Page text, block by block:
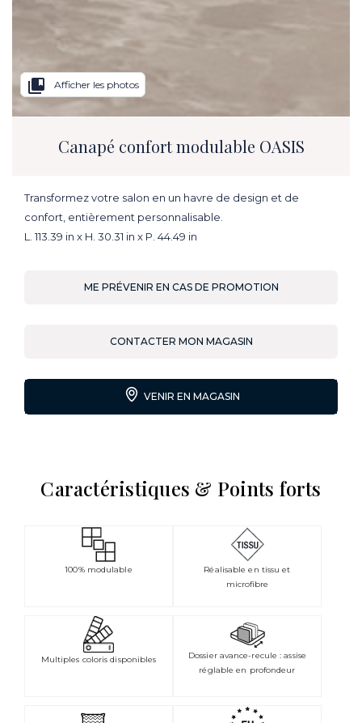
collections_bookmark Afficher les photos
Canapé confort modulable OASIS
Transformez votre salon en un havre de design et de
confort, entièrement personnalisable.
L. 113.39 in x H. 30.31 in x P. 44.49 in
ME PRÉVENIR EN CAS DE PROMOTION
CONTACTER MON MAGASIN
VENIR EN MAGASIN
Caractéristiques & Points forts
100% modulable
Réalisable en tissu et
microfibre
Multiples coloris disponibles
Dossier avance-recule : assise
réglable en profondeur